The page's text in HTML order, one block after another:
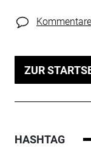
Kommentare
ZUR
HASHTAG